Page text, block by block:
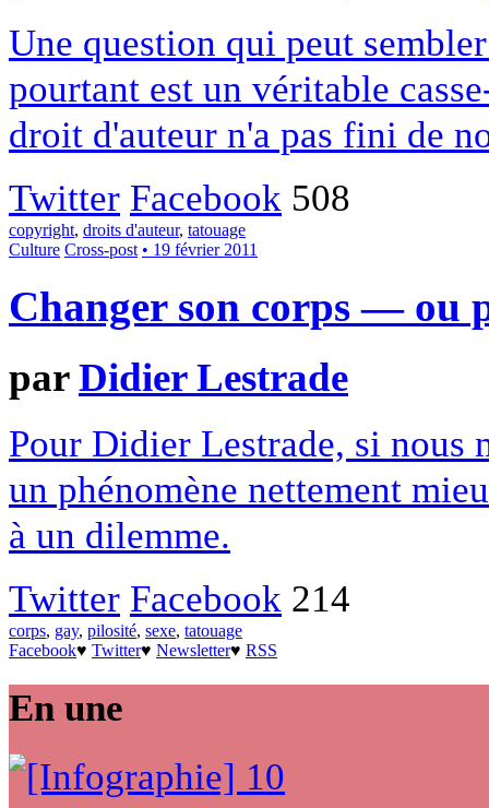
Une question qui peut
pourtant est un véritable
droit d'auteur n'a pas fini de
Twitter Facebook 508
copyright, droits d'auteur, tatouage
Culture Cross-post • 19 février 2011
Changer son corps — ou
parDidier Lestrade
Pour Didier Lestrade, si nous
un phénomène nettement
à un dilemme.
Twitter Facebook 214
corps, gay, pilosité, sexe, tatouage
Facebook♥ Twitter♥ Newsletter♥ RSS
En une